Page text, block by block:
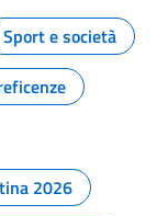
Sport e società
2026